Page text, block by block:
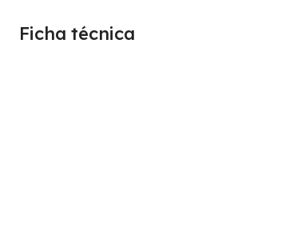
Ficha técnica